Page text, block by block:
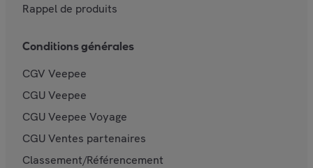
Rappel de produits
Conditions générales
CGV Veepee
CGU Veepee
CGU Veepee Voyage
CGU Ventes partenaires
Classement/Référencement